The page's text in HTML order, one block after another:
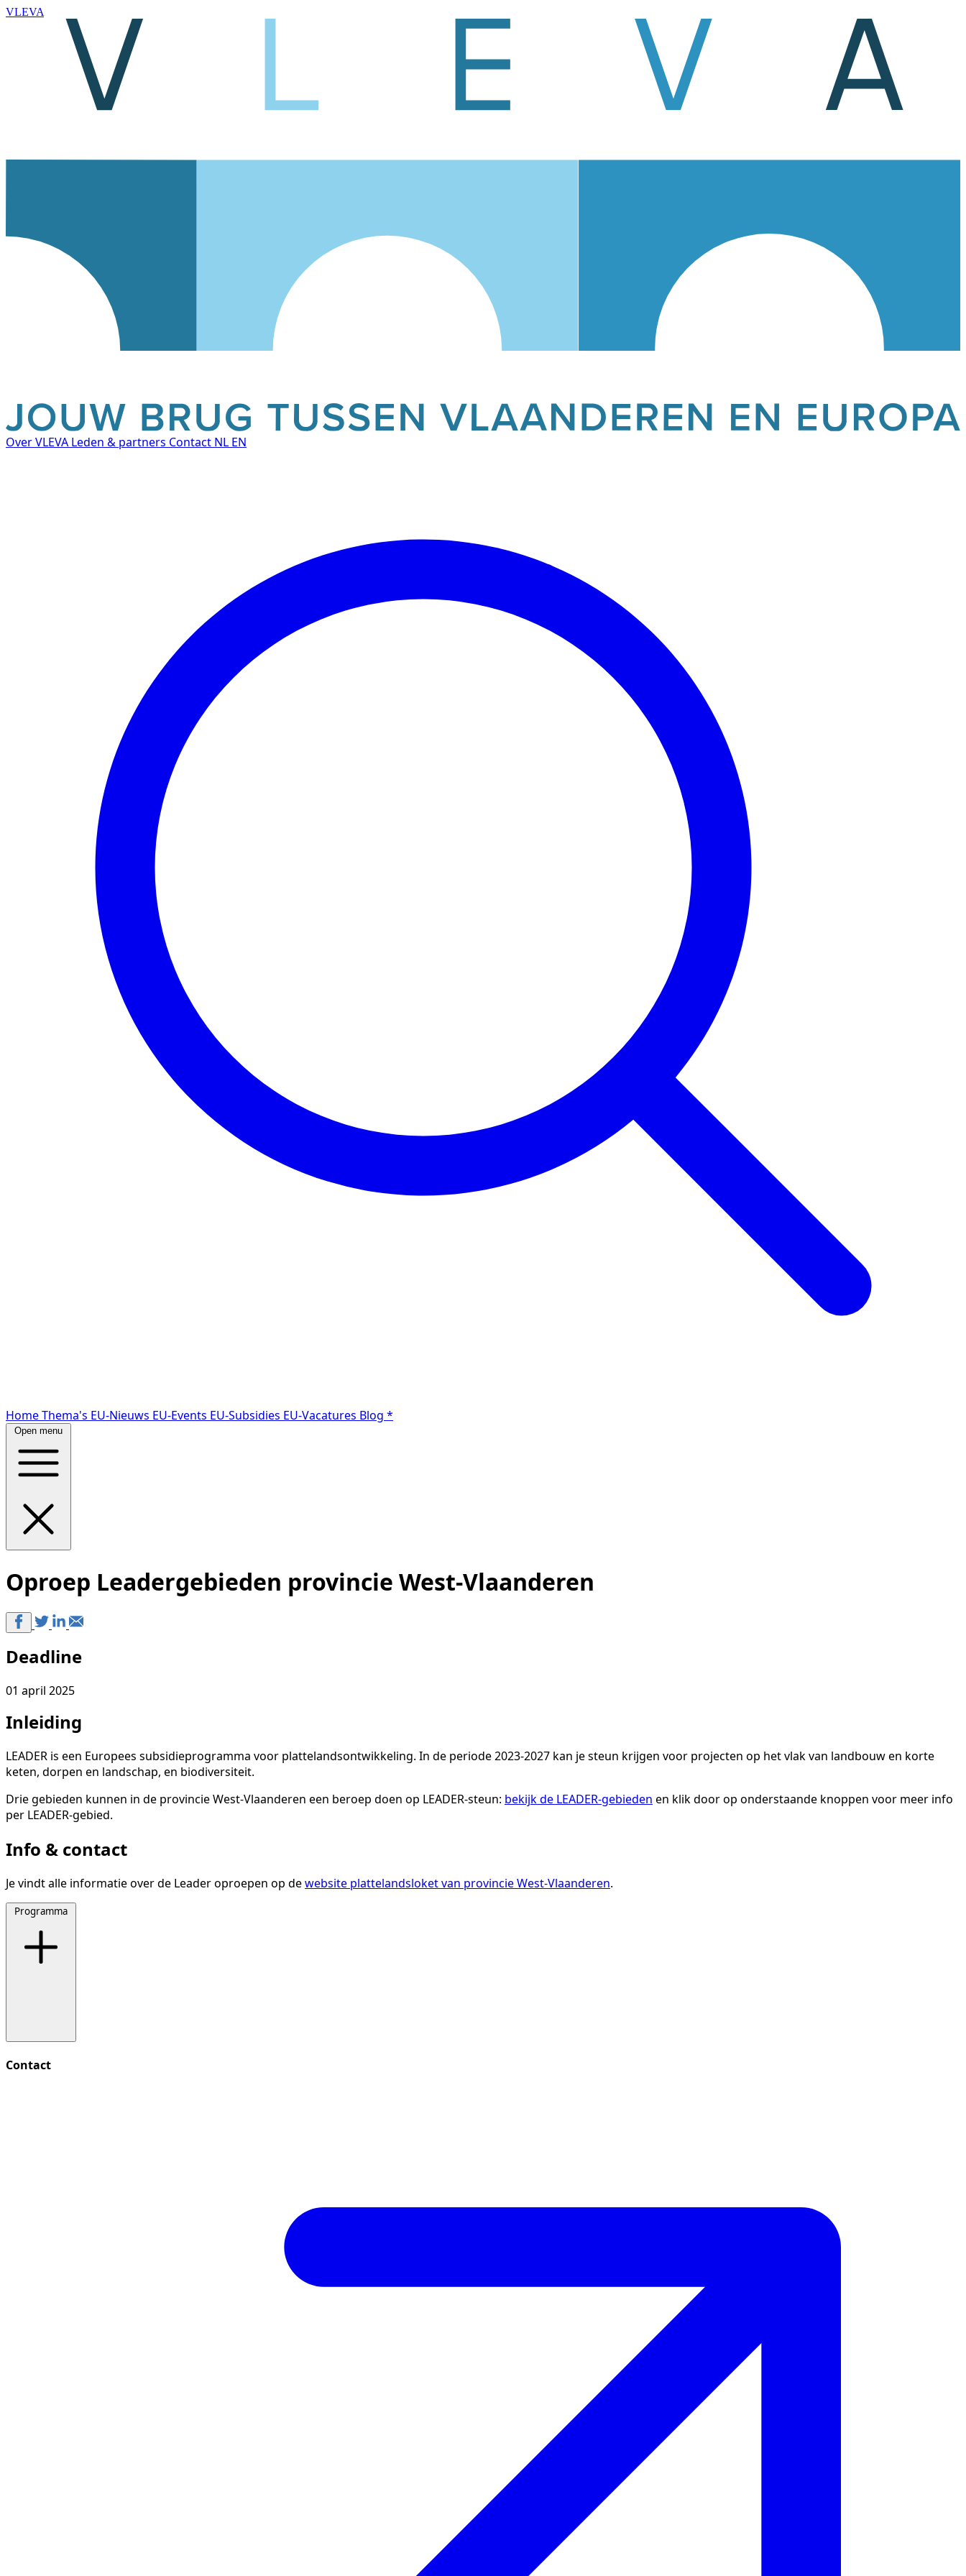
VLEVA
Over VLEVA Leden & partners Contact NL EN
HomeThema's EU-Nieuws EU-Events EU-Subsidies EU-Vacatures Blog *
Open menu
Oproep Leadergebieden provincie West-Vlaanderen
Deadline
01 april 2025
Inleiding
LEADER is een Europees subsidieprogramma voor plattelandsontwikkeling. In de periode 2023-2027 kan je steun krijgen voor projecten op het vlak van landbouw en korte
keten, dorpen en landschap, en biodiversiteit.
Drie gebieden kunnen in de provincie West-Vlaanderen een beroep doen op LEADER-steun: bekijk de LEADER-gebieden en klik door op onderstaande knoppen voor meer info
per LEADER-gebied.
Info & contact
Je vindt alle informatie over de Leader oproepen op dewebsite plattelandsloket van provincie West-Vlaanderen.
Programma
Contact